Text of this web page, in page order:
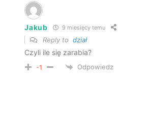
Jakub 9 miesięcy temu
Reply todział
Czyli ile się zarabia?
-1 Odpowiedz